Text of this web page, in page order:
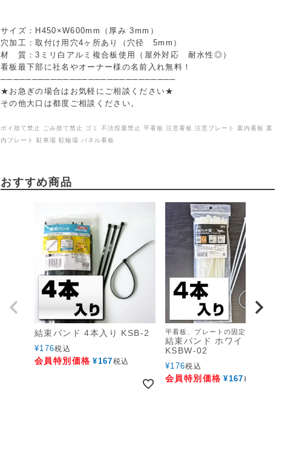
サイズ：H450×W600mm（厚み 3mm）
穴加工：取付け用穴4ヶ所あり（穴径 5mm）
材 質：3ミリ白アルミ複合板使用（屋外対応 耐水性◎）
看板最下部に社名やオーナー様の名前入れ無料！
────────────────────────────
★お急ぎの場合はお気軽にご相談ください★
その他大口は都度ご相談ください。
ポイ捨て禁止 ごみ捨て禁止 ゴミ 不法投棄禁止 平看板 注意看板 注意プレート 案内看板 案
内プレート 駐車場 駐輪場 パネル看板
おすすめ商品
結束バンド 4本入り KSB-2
¥176税込
会員特別価格 ¥167税込
平看板、プレートの固定に
結束バンド ホワイト4本入り
KSBW-02
¥176税込
会員特別価格 ¥167税込